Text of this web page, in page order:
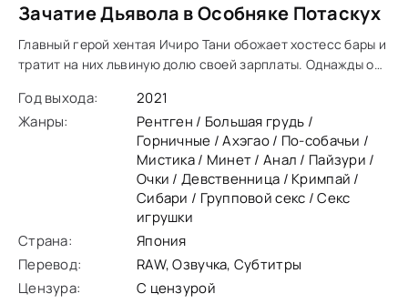
Зачатие Дьявола в Особняке Потаскух
Главный герой хентая Ичиро Тани обожает хостесс бары и
тратит на них львиную долю своей зарплаты. Однажды он
компании в которой работал. Ичиро
Год выхода:
2021
Жанры:
Рентген / Большая грудь /
Горничные / Ахэгао / По-собачьи /
Мистика / Минет / Анал / Пайзури /
Очки / Девственница / Кримпай /
Сибари / Групповой секс / Секс
игрушки
Страна:
Япония
Перевод:
RAW, Озвучка, Субтитры
Цензура:
С цензурой